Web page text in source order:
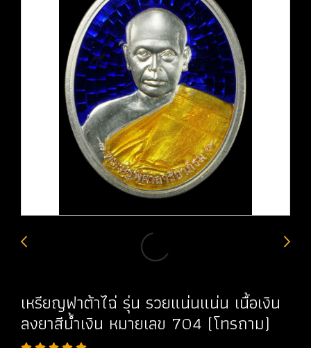
เหรียญฟาต้าไฉ่ รุ่น รวยแน่นแน่น เนื้อเงิน
ลงยาสีน้ำเงิน หมายเลข 704 (โทรถาม)